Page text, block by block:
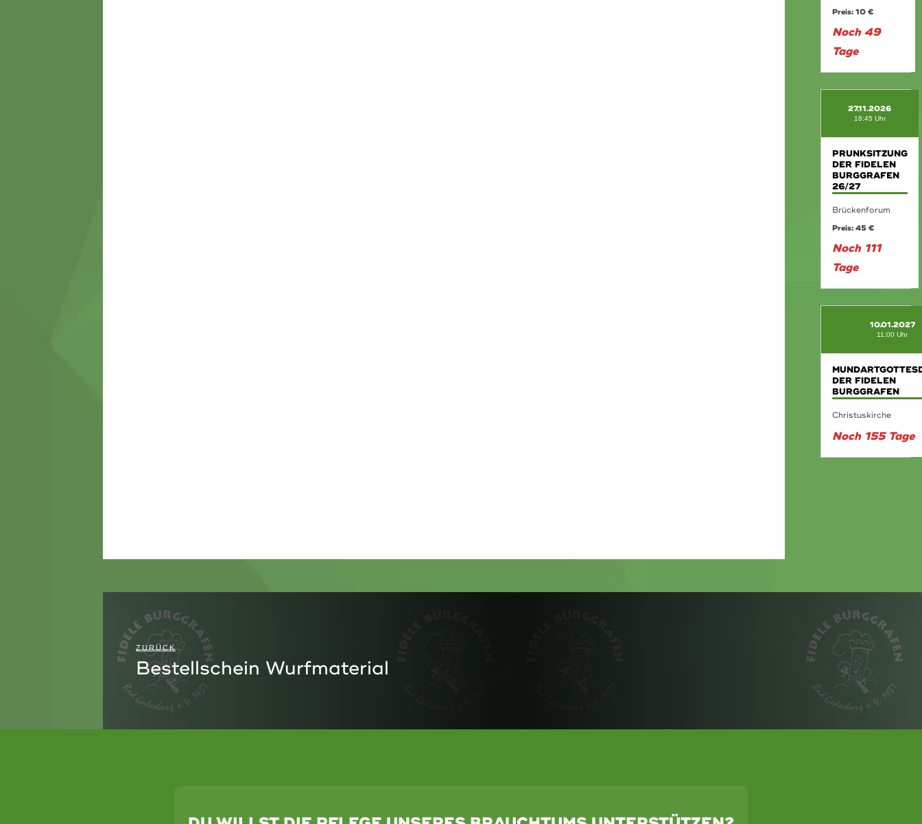
Preis: 10 €
Noch 49
Tage
27.11.2026
18:45 Uhr
PRUNKSITZUNG
DER FIDELEN
BURGGRAFEN
26/27
Brückenforum
Preis: 45 €
Noch 111
Tage
10.01.2027
11:00 Uhr
DER FIDELEN
BURGGRAFEN
Christuskirche
Noch 155 Tage
ZURÜCK
Bestellschein Wurfmaterial